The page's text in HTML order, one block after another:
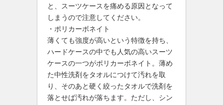
と、スーツケースを痛める原因となって
しまうので注意してください。
・ポリカーボネイト
薄くても強度が高いという特徴を持ち、
ハードケースの中でも人気の高いスーツ
ケースの一つがポリカーボネイト。薄め
た中性洗剤をタオルにつけて汚れを取
り、そのあと硬く絞ったタオルで洗剤を
落とせば汚れが落ちます。ただし、シン